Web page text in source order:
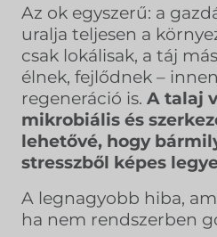
Az ok egyszerű: a
uralja teljesen a
csak lokálisak, a táj
élnek, fejlődnek –
regeneráció is. A talaj
mikrobiális és
lehetővé, hogy
stresszből képes
A legnagyobb hiba,
ha nem rendszerben